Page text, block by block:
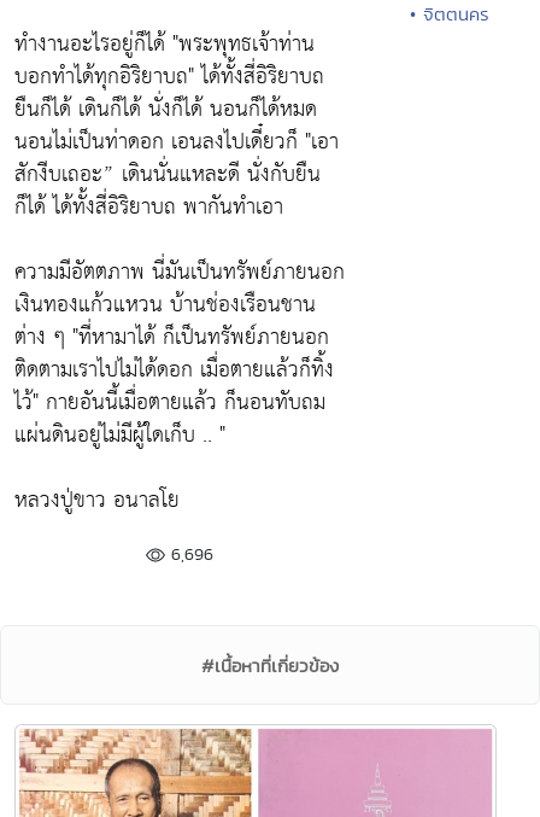
ทำงานอะไรอยู่ก็ได้"พระพุทธเจ้าท่าน
บอกทำได้ทุกอิริยาบถ"ได้ทั้งสี่อิริยาบถ
ยืนก็ได้ เดินก็ได้ นั่งก็ได้ นอนก็ได้หมด
นอนไม่เป็นท่าดอก เอนลงไปเดี๋ยวก็ "เอา
สักงีบเถอะ” เดินนั่นแหละดี นั่งกับยืน
ก็ได้ ได้ทั้งสี่อิริยาบถ พากันทำเอา
ความมีอัตตภาพ นี่มันเป็นทรัพย์ภายนอก
เงินทองแก้วแหวน บ้านช่องเรือนชาน
ต่าง ๆ "ที่หามาได้ ก็เป็นทรัพย์ภายนอก
ติดตามเราไปไม่ได้ดอก เมื่อตายแล้วก็ทิ้ง
ไว้" กายอันนี้เมื่อตายแล้ว ก็นอนทับถม
แผ่นดินอยู่ไม่มีผู้ใดเก็บ .. "
หลวงปู่ขาว อนาลโย
6,696
• จิตตนคร
#เนื้อหาที่เกี่ยวข้อง